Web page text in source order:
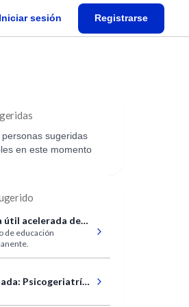
Iniciar sesión Registrarse
personas sugeridas
en este momento
útil acelerada de
de educación
Psicogeriatría